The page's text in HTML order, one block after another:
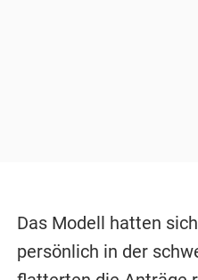
Das Modell hatten
persönlich in der